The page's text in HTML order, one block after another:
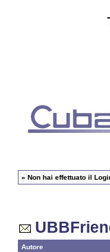
» Non hai effettuato il
Autore